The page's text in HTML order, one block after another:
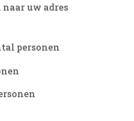
uw adres
personen